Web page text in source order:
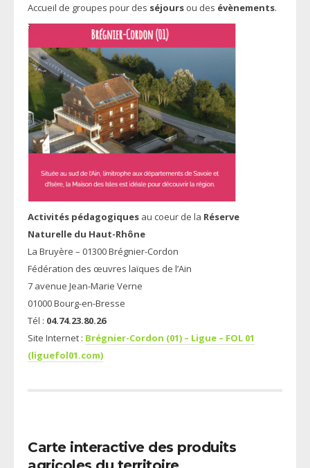
Accueil de groupes pour des séjours ou des évènements.
Activités pédagogiques au coeur de la Réserve
Naturelle du Haut-Rhône
La Bruyère – 01300 Brégnier-Cordon
Fédération des œuvres laïques de l’Ain
7 avenue Jean-Marie Verne
01000 Bourg-en-Bresse
Tél : 04.74.23.80.26
Site Internet : Brégnier-Cordon (01) – Ligue – FOL 01
(liguefol01.com)
Carte interactive des produits